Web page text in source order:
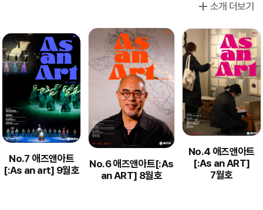
소개 더보기
No.7 애즈앤아트
[:As an art] 9월호
No.6 애즈앤아트[:As
an ART] 8월호
No.4 애즈앤아트
[:As an ART]
7월호